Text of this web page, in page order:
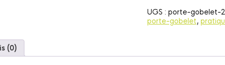
gobelet
festival
UGS : porte-gobelet-2
porte-gobelet,
(0)